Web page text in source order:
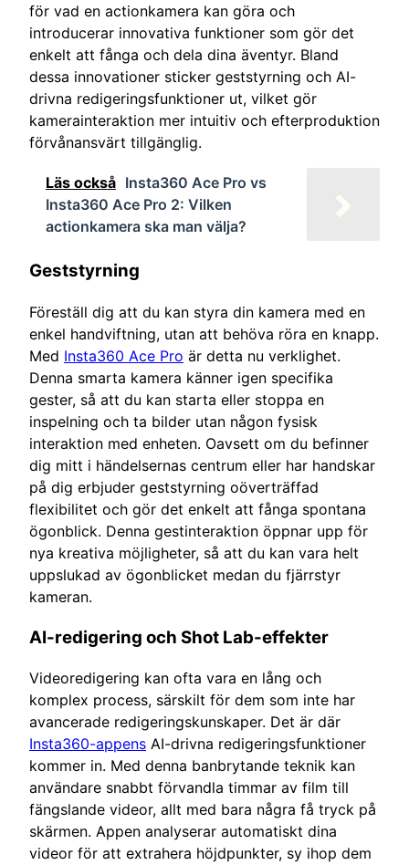
för vad en actionkamera kan göra och
introducerar innovativa funktioner som gör det
enkelt att fånga och dela dina äventyr. Bland
dessa innovationer sticker geststyrning och AI-
drivna redigeringsfunktioner ut, vilket gör
kamerainteraktion mer intuitiv och efterproduktion
förvånansvärt tillgänglig.
Läs också Insta360 Ace Pro vs
Insta360 Ace Pro 2: Vilken
actionkamera ska man välja?
Geststyrning
Föreställ dig att du kan styra din kamera med en
enkel handviftning, utan att behöva röra en knapp.
Med Insta360 Ace Pro är detta nu verklighet.
Denna smarta kamera känner igen specifika
gester, så att du kan starta eller stoppa en
inspelning och ta bilder utan någon fysisk
interaktion med enheten. Oavsett om du befinner
dig mitt i händelsernas centrum eller har handskar
på dig erbjuder geststyrning oöverträffad
flexibilitet och gör det enkelt att fånga spontana
ögonblick. Denna gestinteraktion öppnar upp för
nya kreativa möjligheter, så att du kan vara helt
uppslukad av ögonblicket medan du fjärrstyr
kameran.
AI-redigering och Shot Lab-effekter
Videoredigering kan ofta vara en lång och
komplex process, särskilt för dem som inte har
avancerade redigeringskunskaper. Det är där
Insta360-appens AI-drivna redigeringsfunktioner
kommer in. Med denna banbrytande teknik kan
användare snabbt förvandla timmar av film till
fängslande videor, allt med bara några få tryck på
skärmen. Appen analyserar automatiskt dina
videor för att extrahera höjdpunkter, sy ihop dem